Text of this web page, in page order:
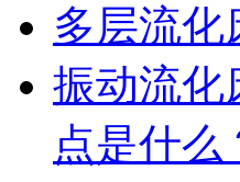
多层流化
振动流化
点是什么